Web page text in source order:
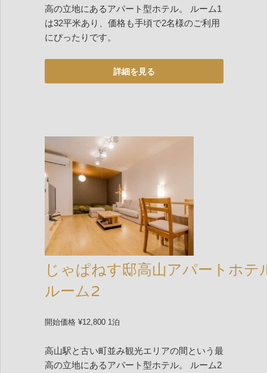
高の立地にあるアパート型ホテル。 ルーム1
は32平米あり、価格も手頃で2名様のご利用
にぴったりです。
じゃぱねす邸高山アパートホテ
ルーム2
開始価格 ¥12,800 1泊
高山駅と古い町並み観光エリアの間という最
高の立地にあるアパート型ホテル。 ルーム2